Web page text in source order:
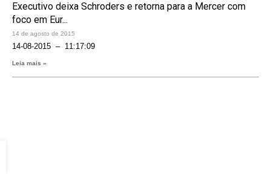
Executivo deixa Schroders e retorna para a Mercer com
foco em Eur...
14 de agosto de 2015
14-08-2015 – 11:17:09
Leia mais »